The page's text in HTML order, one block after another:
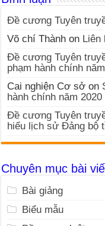
Đề cương Tuyên
Võ chí Thành on Liên
Đề cương Tuyên
phạm hành chính
Cai nghiện Cơ sở on
hành chính năm 2020
Đề cương Tuyên
hiểu lịch sử Đảng bộ
Chuyên mục bài
Bài giảng
Biểu mẫu